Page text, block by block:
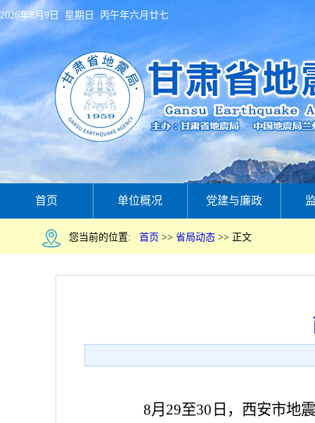
2026年8月9日 星期日 丙午年六月廿七
首页 单位概况 党建与廉政
您当前的位置: 首页 >> 省局动态 >> 正文
8月29至30日，西安市地